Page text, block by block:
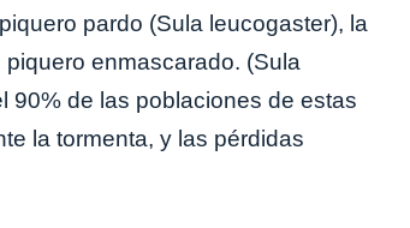
pardo (Sula leucogaster), la
enmascarado. (Sula
90% de las poblaciones de estas
la tormenta, y las pérdidas